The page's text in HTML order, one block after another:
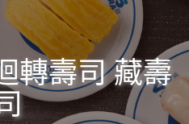
轉壽司 藏壽